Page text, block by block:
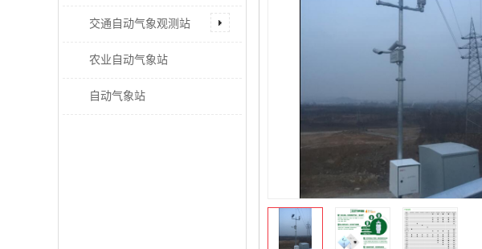
交通自动气象观测站
农业自动气象站
自动气象站